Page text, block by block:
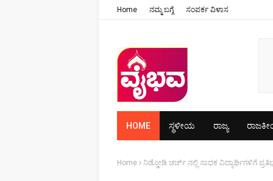
Home ನಮ್ಮ ಬಗ್ಗೆ ಸಂಪರ್ಕ ವಿಳಾಸ
HOME ಸ್ಥಳೀಯ ರಾಜ್ಯ
Home ನಿಡ್ಡೋಡಿ ಚರ್ಚ್ ನಲ್ಲಿ ಸಾಧಕ ವಿದ್ಯಾರ್ಥಿಗಳಿಗೆ